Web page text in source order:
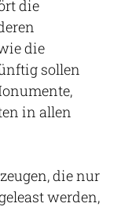
die
die
sollen
in allen
die nur
werden,